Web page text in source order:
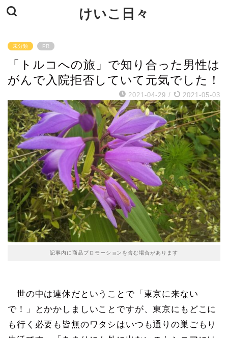
けいこ日々
未分類 PR
「トルコへの旅」で知り合った男性は
がんで入院拒否していて元気でした！
2021-04-29 / 2021-05-03
記事内に商品プロモーションを含む場合があります
世の中は連休だということで「東京に来ない
で！」とかかしましいことですが、東京にもどこに
も行く必要も皆無のワタシはいつも通りの巣ごもり